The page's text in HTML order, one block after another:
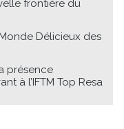
frontière du
Délicieux des
présence
à l’IFTM Top Resa